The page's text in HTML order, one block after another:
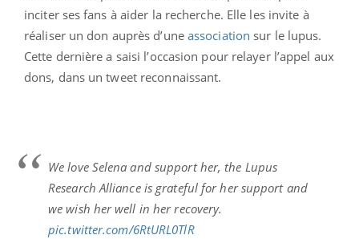
inciter ses fans à aider la recherche. Elle les invite à
réaliser un don auprès d’une association sur le lupus.
Cette dernière a saisi l’occasion pour relayer l’appel aux
dons, dans un tweet reconnaissant.
We love Selena and support her, the Lupus
Research Alliance is grateful for her support and
we wish her well in her recovery.
pic.twitter.com/6RtURL0TlR